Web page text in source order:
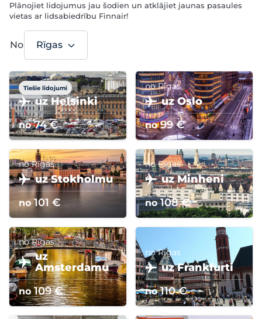
Plānojiet lidojumus jau šodien un atklājiet jaunas pasaules
vietas ar lidsabiedrību Finnair!
No Rīgas
Tiešie lidojumi
no Rīgas
uz Helsinki
no74 €
no Rīgas
uz Oslo
no99 €
no Rīgas
uz Stokholmu
no101 €
no Rīgas
uz Minheni
no108 €
no Rīgas
uz
Amsterdamu
no109 €
no Rīgas
uz Frankfurti
no110 €